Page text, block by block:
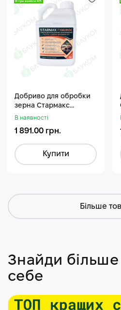
Добриво для обробки
зерна Стармакс
Гуміфос
В наявності
1 891.00 грн.
Купити
Більше
Знайди більше
себе